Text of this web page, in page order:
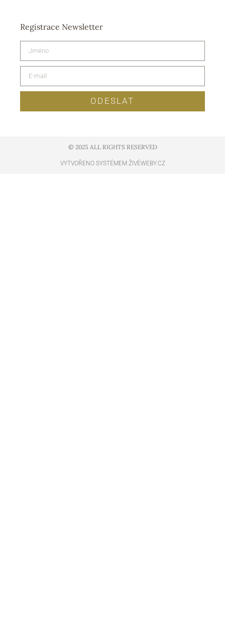
Registrace Newsletter
ODESLAT
© 2025 ALL RIGHTS RESERVED​
VYTVOŘENO SYSTÉMEM ŽIVÉWEBY.CZ